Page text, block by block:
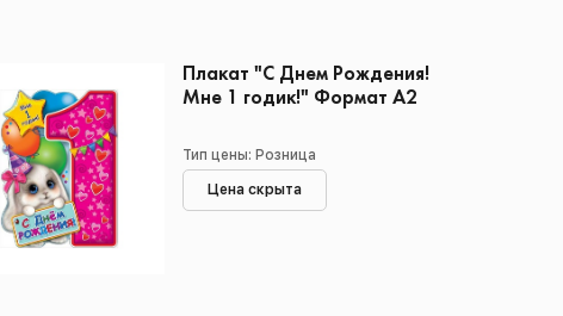
Плакат "С Днем Рождения!
Мне 1 годик!" Формат А2
Тип цены: Розница
Цена скрыта